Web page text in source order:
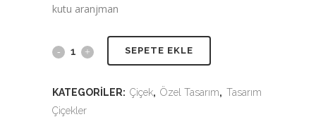
kutu aranjman
SEPETE EKLE
KATEGORILER: Çiçek, Özel Tasarım, Tasarım
Çiçekler